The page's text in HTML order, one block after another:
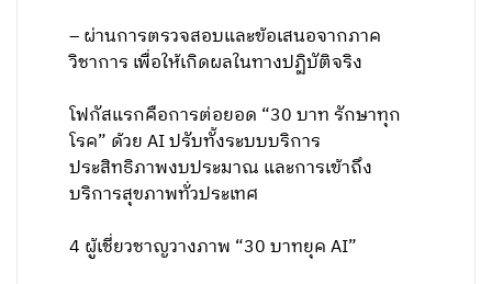
– ผ่านการตรวจสอบและข้อเสนอจากภาค
วิชาการ เพื่อให้เกิดผลในทางปฏิบัติจริง
โฟกัสแรกคือการต่อยอด “30 บาท รักษาทุก
โรค” ด้วย AI ปรับทั้งระบบบริการ
ประสิทธิภาพงบประมาณ และการเข้าถึง
บริการสุขภาพทั่วประเทศ
4 ผู้เชี่ยวชาญวางภาพ “30 บาทยุค AI”